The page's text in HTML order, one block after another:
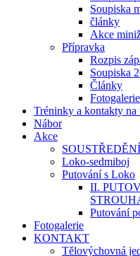
Soupiska
články
Akce
Přípravka
Rozpis
Soupiska
Články
Fotogalerie
Tréninky a kontakty na
Nábor
Akce
SOUSTŘEDĚNÍ
Loko-sedmiboj
Putování s Loko
II.
Putování
Fotogalerie
KONTAKT
Tělovýchovná